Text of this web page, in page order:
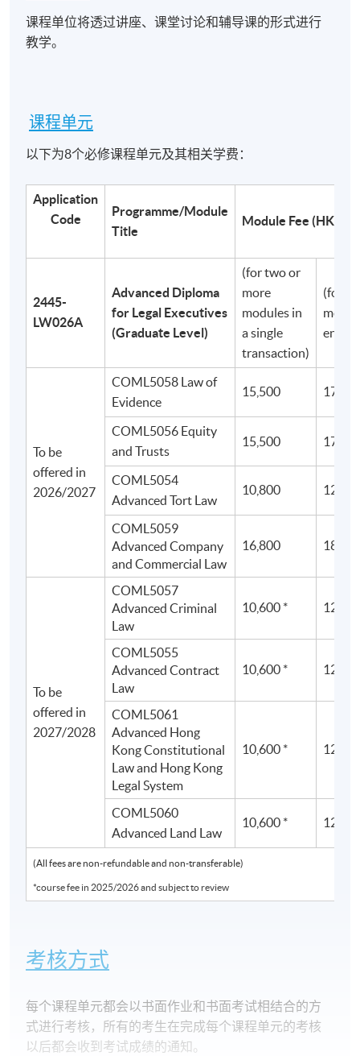
课程单位将透过讲座、课堂讨论和辅导课的形式进行
教学。
课程单元
以下为8个必修课程单元及其相关学费：
Application
Code
Programme/Module
Title
Module Fee (HKD)
2445-
LW026A
Advanced Diploma
for Legal Executives
(Graduate Level)
(for two or
more
modules in
a single
transaction)
(for
To be
offered in
2026/2027
COML5058 Law of
Evidence
15,500
COML5056 Equity
and Trusts
15,500
COML5054
Advanced Tort Law
10,800
COML5059
Advanced Company
and Commercial Law
16,800
To be
offered in
2027/2028
COML5057
Advanced Criminal
Law
10,600 *
COML5055
Advanced Contract
Law
10,600 *
COML5061
Advanced Hong
Kong Constitutional
Law and Hong Kong
Legal System
10,600 *
COML5060
Advanced Land Law
10,600 *
(All fees are non-refundable and non-transferable)
*course fee in 2025/2026 and subject to review
考核方式
每个课程单元都会以书面作业和书面考试相结合的方
式进行考核，所有的考生在完成每个课程单元的考核
以后都会收到考试成绩的通知。